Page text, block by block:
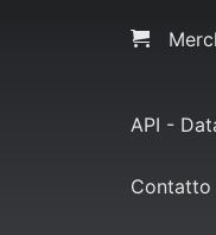
API -
Contatto